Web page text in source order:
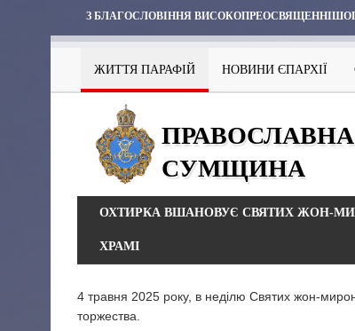
З БЛАГОСЛОВІННЯ
ЖИТТЯ ПАРАФІЙ НОВИНИ ЄПАРХІЇ
ПРАВОСЛАВНА
СУМЩИНА
ОХТИРКА ВШАНОВУЄ СВЯТИХ ЖОН-
ХРАМІ
4 травня 2025 року, в неділю Святих жон-
торжества.